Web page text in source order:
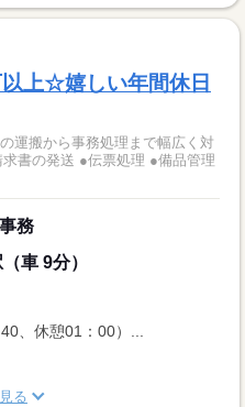
上☆嬉しい年間休日
運搬から事務処理まで幅広く対
書の発送 ●伝票処理 ●備品管理
務
車 9分）
、休憩01：00）...
る